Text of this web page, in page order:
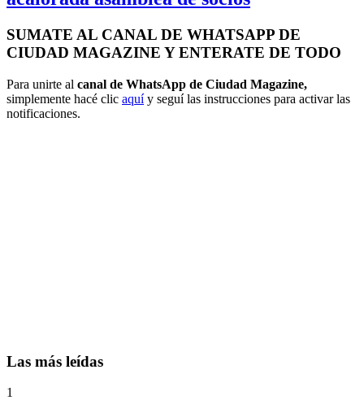
SUMATE AL CANAL DE WHATSAPP DE
CIUDAD MAGAZINE Y ENTERATE DE TODO
Para unirte al canal de WhatsApp de Ciudad Magazine,
simplemente hacé clic aquíy seguí las instrucciones para activar las
notificaciones.
Las más leídas
1